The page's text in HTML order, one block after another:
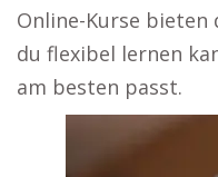
Online-Kurse
du flexibel lernen
am besten passt.